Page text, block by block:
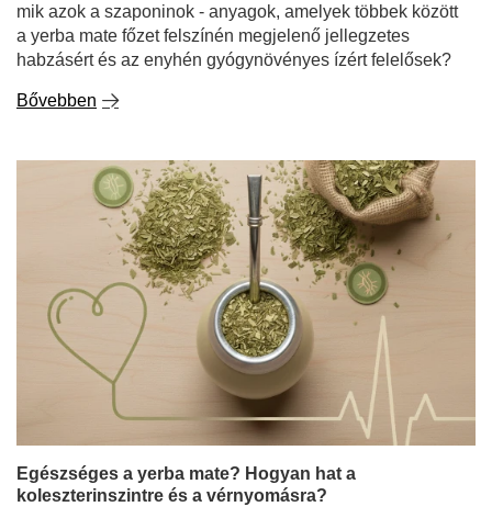
mik azok a szaponinok - anyagok, amelyek többek között
a yerba mate főzet felszínén megjelenő jellegzetes
habzásért és az enyhén gyógynövényes ízért felelősek?
Bővebben
Egészséges a yerba mate? Hogyan hat a
koleszterinszintre és a vérnyomásra?